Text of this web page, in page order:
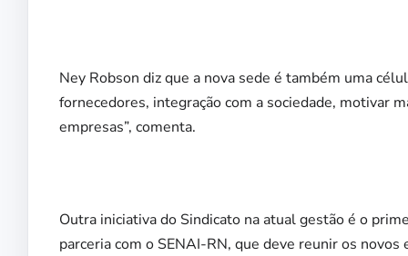
Ney Robson diz que a nova sede é também uma
fornecedores, integração com a sociedade, motivar
empresas”, comenta.
Outra iniciativa do Sindicato na atual gestão é o
parceria com o SENAI-RN, que deve reunir os